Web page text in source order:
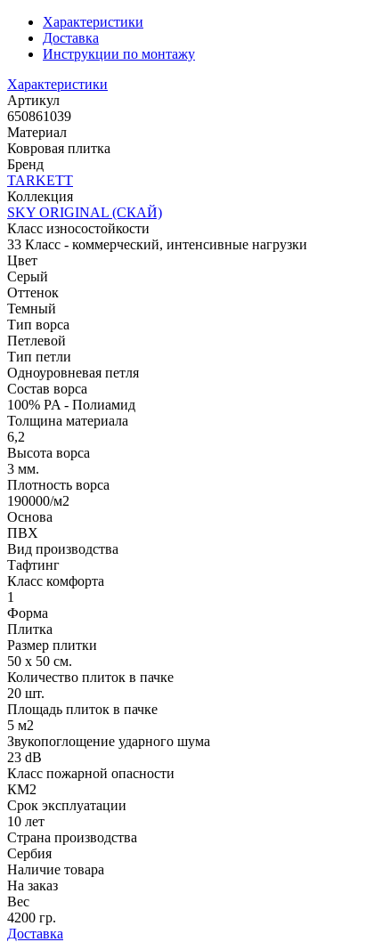
Характеристики
Доставка
Инструкции по монтажу
Характеристики
Артикул
650861039
Материал
Ковровая плитка
Бренд
TARKETT
Коллекция
SKY ORIGINAL (СКАЙ)
Класс износостойкости
33 Класс - коммерческий, интенсивные нагрузки
Цвет
Серый
Оттенок
Темный
Тип ворса
Петлевой
Тип петли
Одноуровневая петля
Состав ворса
100% PA - Полиамид
Толщина материала
6,2
Высота ворса
3 мм.
Плотность ворса
190000/м2
Основа
ПВХ
Вид производства
Тафтинг
Класс комфорта
1
Форма
Плитка
Размер плитки
50 х 50 см.
Количество плиток в пачке
20 шт.
Площадь плиток в пачке
5 м2
Звукопоглощение ударного шума
23 dB
Класс пожарной опасности
КМ2
Срок эксплуатации
10 лет
Страна производства
Сербия
Наличие товара
На заказ
Вес
4200 гр.
Доставка